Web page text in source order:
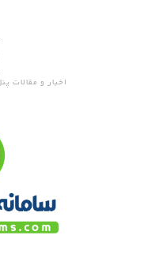
اخبار و مقالات